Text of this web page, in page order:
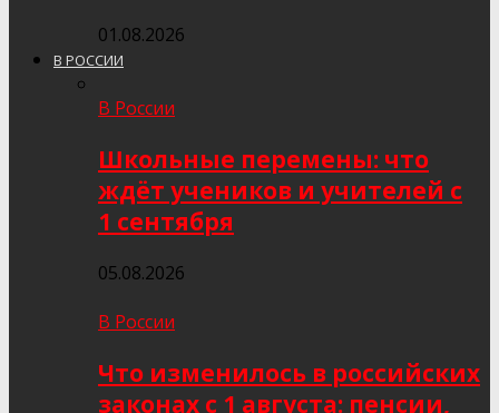
01.08.2026
В РОССИИ
В России
Школьные перемены: что
ждёт учеников и учителей с
1 сентября
05.08.2026
В России
Что изменилось в российских
законах с 1 августа: пенсии,